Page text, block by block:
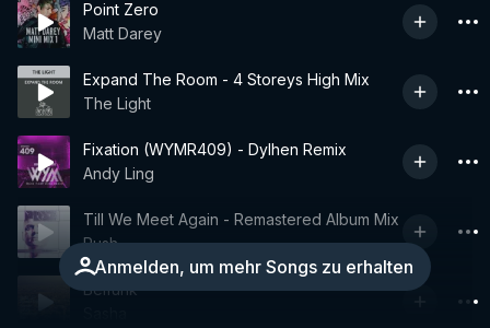
Point Zero
Matt Darey
Expand The Room - 4 Storeys High Mix
The Light
Fixation (WYMR409) - Dylhen Remix
Andy Ling
Anmelden, um mehr Songs zu erhalten
Till We Meet Again - Remastered Album Mix
Push
Belfunk